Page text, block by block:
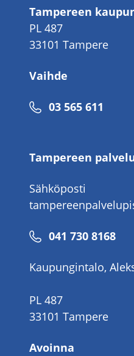
Tampereen
PL 487
33101 Tampere
Vaihde
Puhelinnumero
03 565 611
Tampereen
Sähköposti
Puhelinnumero
041 730 8168
Kaupungintalo,
PL 487
33101 Tampere
Avoinna